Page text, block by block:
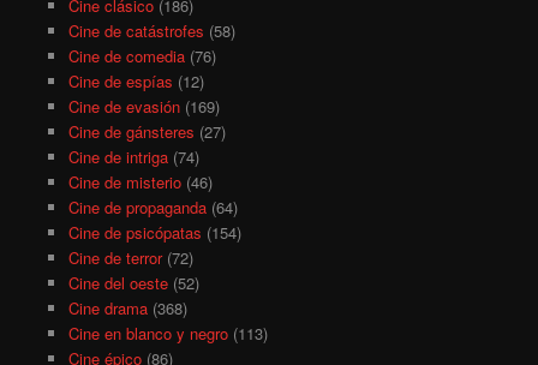
Cine clásico(186)
Cine de catástrofes (58)
Cine de comedia(76)
Cine de espías (12)
Cine de evasión(169)
Cine de gánsteres (27)
Cine de intriga(74)
Cine de misterio(46)
Cine de propaganda(64)
Cine de psicópatas (154)
Cine de terror(72)
Cine del oeste(52)
Cine drama(368)
Cine en blanco y negro(113)
Cine épico(86)